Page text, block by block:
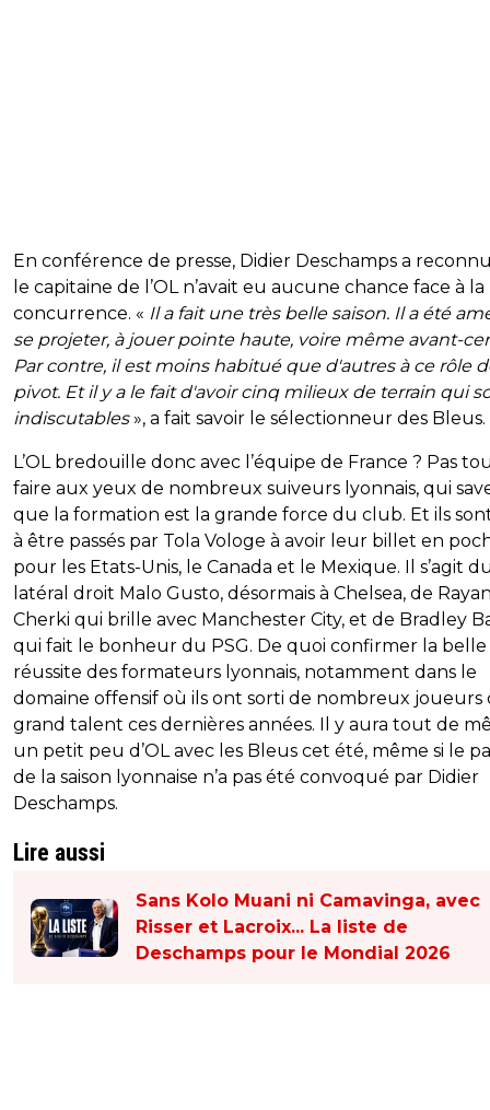
En conférence de presse, Didier Deschamps a
le capitaine de l’OL n’avait eu aucune chance face à la
concurrence. « Il a fait une très belle saison. Il a été
se projeter, à jouer pointe haute, voire même avant-
Par contre, il est moins habitué que d'autres à ce rôle
pivot. Et il y a le fait d'avoir cinq milieux de terrain qui
indiscutables», a fait savoir le sélectionneur des Bleus.
L’OL bredouille donc avec l’équipe de France ? Pas
faire aux yeux de nombreux suiveurs lyonnais, qui
que la formation est la grande force du club. Et ils
à être passés par Tola Vologe à avoir leur billet en
pour les Etats-Unis, le Canada et le Mexique. Il s’agit
latéral droit Malo Gusto, désormais à Chelsea, de
Cherki qui brille avec Manchester City, et de Bradley
qui fait le bonheur du PSG. De quoi confirmer la belle
réussite des formateurs lyonnais, notamment dans le
domaine offensif où ils ont sorti de nombreux joueurs
grand talent ces dernières années. Il y aura tout de
un petit peu d’OL avec les Bleus cet été, même si le
de la saison lyonnaise n’a pas été convoqué par Didier
Deschamps.
Lire aussi
Sans Kolo Muani ni Camavinga, avec
Risser et Lacroix... La liste de
Deschamps pour le Mondial 2026